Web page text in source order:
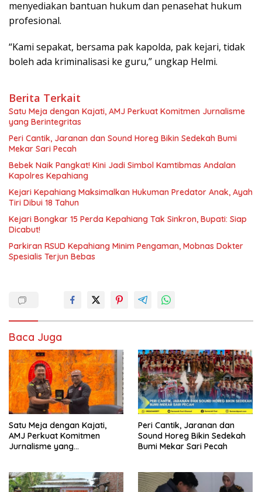
menyediakan bantuan hukum dan penasehat hukum
profesional.
“Kami sepakat, bersama pak kapolda, pak kejari, tidak
boleh ada kriminalisasi ke guru,” ungkap Helmi.
Berita Terkait
Satu Meja dengan Kajati, AMJ Perkuat Komitmen Jurnalisme
yang Berintegritas
Peri Cantik, Jaranan dan Sound Horeg Bikin Sedekah Bumi
Mekar Sari Pecah
Bebek Naik Pangkat! Kini Jadi Simbol Kamtibmas Andalan
Kapolres Kepahiang
Kejari Kepahiang Maksimalkan Hukuman Predator Anak, Ayah
Tiri Dibui 18 Tahun
Kejari Bongkar 15 Perda Kepahiang Tak Sinkron, Bupati: Siap
Dicabut!
Parkiran RSUD Kepahiang Minim Pengaman, Mobnas Dokter
Spesialis Terjun Bebas
Baca Juga
Satu Meja dengan Kajati,
AMJ Perkuat Komitmen
Jurnalisme yang
Peri Cantik, Jaranan dan
Sound Horeg Bikin Sedekah
Bumi Mekar Sari Pecah